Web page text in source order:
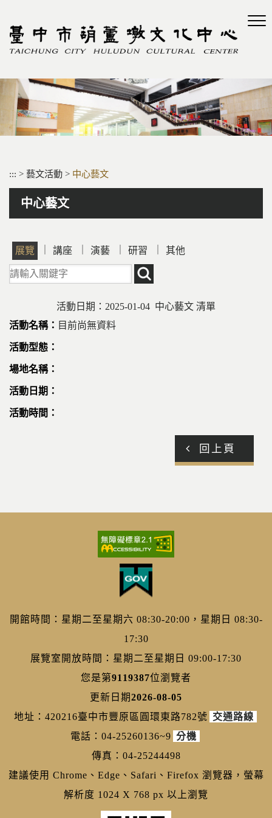
區
::: > 藝文活動 > 中心藝文
中心藝文
展覽 講座 演藝 研習
其他
請輸入關鍵字
活動日期：2025-01-04 中心藝文 清單
目前尚無資料
回上頁
開館時間：星期二至星期六 08:30-20:00，星期日 08:30-
17:30
展覽室開放時間：星期二至星期日 09:00-17:30
您是第9119387位瀏覽者
更新日期2026-08-05
地址：420216臺中市豐原區圓環東路782號 交通路線
電話：04-25260136~9 分機
傳真：04-25244498
建議使用 Chrome、Edge、Safari、Firefox 瀏覽器，螢幕
解析度 1024 X 768 px 以上瀏覽